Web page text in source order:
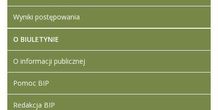
Wyniki postępowania
O BIULETYNIE
O informacji publicznej
Pomoc BIP
Redakcja BIP